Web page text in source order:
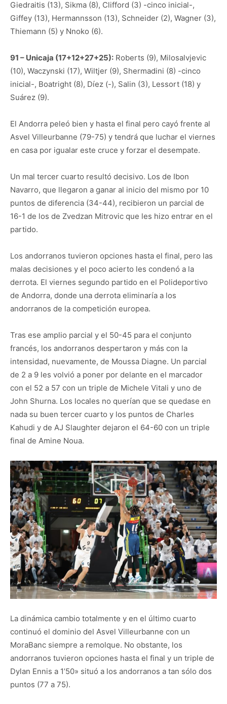
Giedraitis (13), Sikma (8), Clifford (3) -cinco inicial-,
Giffey (13), Hermannsson (13), Schneider (2), Wagner (3),
Thiemann (5) y Nnoko (6).
91 – Unicaja (17+12+27+25): Roberts (9), Milosalvjevic
(10), Waczynski (17), Wiltjer (9), Shermadini (8) -cinco
inicial-, Boatright (8), Díez (-), Salin (3), Lessort (18) y
Suárez (9).
El Andorra peleó bien y hasta el final pero cayó frente al
Asvel Villeurbanne (79-75) y tendrá que luchar el viernes
en casa por igualar este cruce y forzar el desempate.
Un mal tercer cuarto resultó decisivo. Los de Ibon
Navarro, que llegaron a ganar al inicio del mismo por 10
puntos de diferencia (34-44), recibieron un parcial de
16-1 de los de Zvedzan Mitrovic que les hizo entrar en el
partido.
Los andorranos tuvieron opciones hasta el final, pero las
malas decisiones y el poco acierto les condenó a la
derrota. El viernes segundo partido en el Polideportivo
de Andorra, donde una derrota eliminaría a los
andorranos de la competición europea.
Tras ese amplio parcial y el 50-45 para el conjunto
francés, los andorranos despertaron y más con la
intensidad, nuevamente, de Moussa Diagne. Un parcial
de 2 a 9 les volvió a poner por delante en el marcador
con el 52 a 57 con un triple de Michele Vitali y uno de
John Shurna. Los locales no querían que se quedase en
nada su buen tercer cuarto y los puntos de Charles
Kahudi y de AJ Slaughter dejaron el 64-60 con un triple
final de Amine Noua.
La dinámica cambio totalmente y en el último cuarto
continuó el dominio del Asvel Villeurbanne con un
MoraBanc siempre a remolque. No obstante, los
andorranos tuvieron opciones hasta el final y un triple de
Dylan Ennis a 1’50» situó a los andorranos a tan sólo dos
puntos (77 a 75).